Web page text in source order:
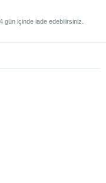
gün içinde iade edebilirsiniz.